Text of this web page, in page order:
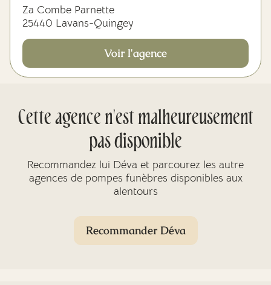
Za Combe Parnette
25440 Lavans-Quingey
Voir l'agence
Cette agence n'est malheureusement
pas disponible
Recommandez lui Déva et parcourez les autre
agences de pompes funèbres disponibles aux
alentours
Recommander Déva